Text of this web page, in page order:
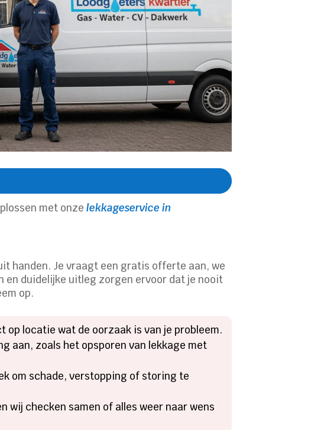
met onzelekkageservice in
handen. Je vraagt een gratis offerte aan, we
en duidelijke uitleg zorgen ervoor dat je nooit
op.
locatie wat de oorzaak is van je probleem.
aan, zoals het opsporen van lekkage met
om schade, verstopping of storing te
wij checken samen of alles weer naar wens